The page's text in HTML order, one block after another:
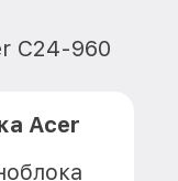
C24-960
Acer